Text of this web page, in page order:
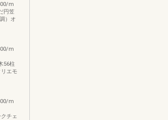
m
円笠
）オ
m
56柱
エモ
m
チェ